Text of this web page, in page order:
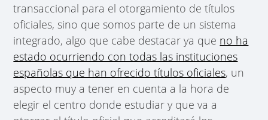
transaccional para el otorgamiento de títulos
oficiales, sino que somos parte de un sistema
integrado, algo que cabe destacar ya que no ha
estado ocurriendo con todas las instituciones
españolas que han ofrecido títulos oficiales, un
aspecto muy a tener en cuenta a la hora de
elegir el centro donde estudiar y que va a